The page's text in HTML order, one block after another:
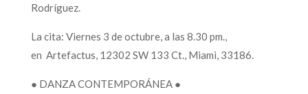
Rodríguez.
La cita: Viernes 3 de octubre, a las 8.30 pm.,
en Artefactus, 12302 SW 133 Ct., Miami, 33186.
● DANZA CONTEMPORÁNEA ●